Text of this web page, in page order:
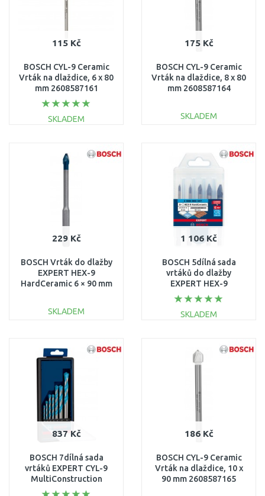
115 Kč
BOSCH CYL-9 Ceramic
Vrták na dlaždice, 6 x 80
mm 2608587161
SKLADEM
Porovnat
175 Kč
BOSCH CYL-9 Ceramic
Vrták na dlaždice, 8 x 80
mm 2608587164
SKLADEM
Porovnat
229 Kč
BOSCH Vrták do dlažby
EXPERT HEX-9
HardCeramic 6 × 90 mm
SKLADEM
Porovnat
1 106 Kč
BOSCH 5dílná sada
vrtáků do dlažby
EXPERT HEX-9
HardCeramic
4/5/6/8/10 mm
2608900597
SKLADEM
Porovnat
837 Kč
BOSCH 7dílná sada
vrtáků EXPERT CYL-9
MultiConstruction
4/5/6/6/8/10/12 mm
186 Kč
BOSCH CYL-9 Ceramic
Vrták na dlaždice, 10 x
90 mm 2608587165